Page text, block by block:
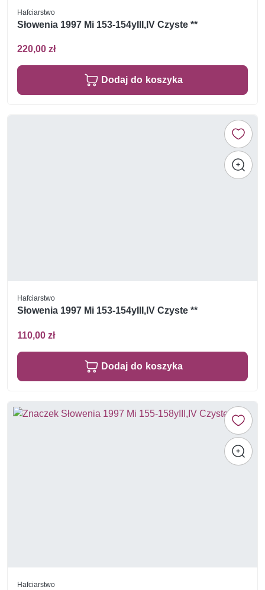
Hafciarstwo
Słowenia 1997 Mi 153-154yIII,IV Czyste **
220,00 zł
Dodaj do koszyka
Hafciarstwo
Słowenia 1997 Mi 153-154yIII,IV Czyste **
110,00 zł
Dodaj do koszyka
Hafciarstwo